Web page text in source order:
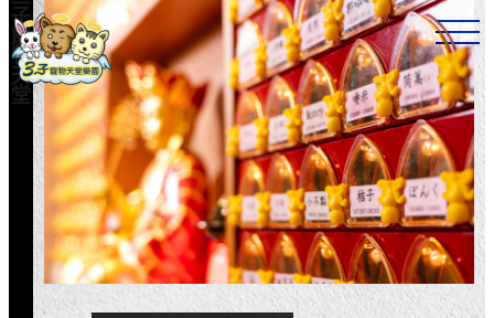
子
寵
物
天
堂
24小時，全年無休
TEL：06-5907766